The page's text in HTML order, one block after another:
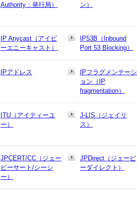
Authority：発行局）
ン）
IP Anycast（アイピ
ーエニーキャスト）
IP53B（Inbound
Port 53 Blocking）
IPアドレス
IPフラグメンテーシ
ョン（IP
fragmentation）
ITU（アイティーユ
ー）
J-LIS（ジェイリ
ス）
JPCERT/CC（ジェー
ピーサート/シーシ
ー）
JPDirect（ジェーピ
ーダイレクト）